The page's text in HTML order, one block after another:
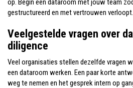
op. Begin een dataroom met jouw team
gestructureerd en met vertrouwen verloopt.
Veelgestelde vragen over
diligence
Veel organisaties stellen dezelfde vragen
een dataroom werken. Een paar korte
weg te nemen en het gesprek intern op